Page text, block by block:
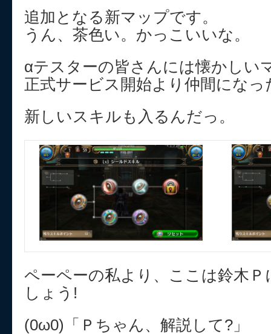
追加となる新マップです。
うん、茶色い。かっこいいな。
αテスターの皆さんには懐かしい
正式サービス開始より仲間にな
新しいスキルも入るんだっ。
ペーペーの私より、ここは鈴木
しょう!
(0ω0)「Ｐちゃん、解説して?」